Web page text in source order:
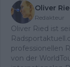
Oliver
Redakteur
Oliver Ried ist
professionellen
von der